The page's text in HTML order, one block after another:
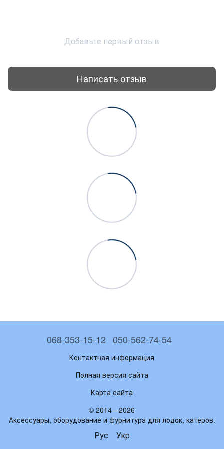
Добавьте первый отзыв
Написать отзыв
068-353-15-12 050-562-74-54
Контактная информация
Полная версия сайта
Карта сайта
© 2014—2026
Аксессуары, оборудование и фурнитура для лодок, катеров.
Рус Укр